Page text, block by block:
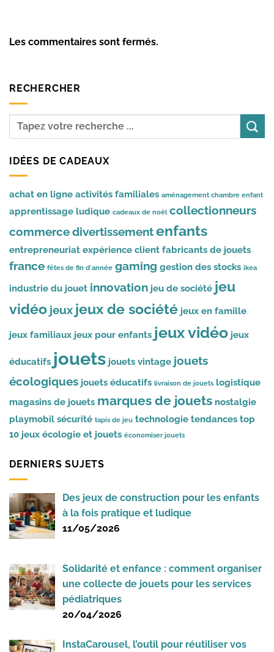
Les commentaires sont fermés.
RECHERCHER
IDÉES DE CADEAUX
achat en ligne activités familiales aménagement chambre enfant
apprentissage ludique cadeaux de noël collectionneurs
commercedivertissementenfants
entrepreneuriat expérience client fabricants de jouets
france fêtes de fin d'année gaming gestion des stocks ikea
industrie du jouet innovation jeu de société jeu
vidéo jeux jeux de société jeux en famille
jeux familiaux jeux pour enfants jeux vidéo jeux
éducatifs jouets jouets vintage jouets
écologiques jouets éducatifs livraison de jouets logistique
magasins de jouets marques de jouets nostalgie
playmobil sécurité tapis de jeu technologie tendances top
10 jeux écologie et jouets économiser jouets
DERNIERS SUJETS
Des jeux de construction pour les enfants
à la fois pratique et ludique
11/05/2026
Solidarité et enfance : comment organiser
une collecte de jouets pour les services
pédiatriques
20/04/2026
InstaCarousel, l’outil pour réutiliser vos